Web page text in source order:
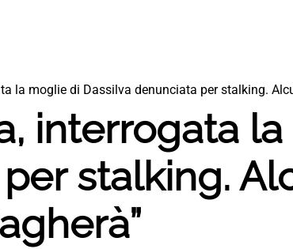
la moglie di Dassilva denunciata per stalking.
interrogata
stalking.